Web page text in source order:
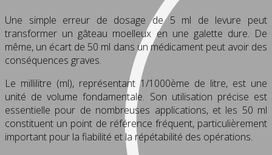
Une simple erreur de dosage de 5 ml de levure peut
transformer un gâteau moelleux en une galette dure. De
même, un écart de 50 ml dans un médicament peut avoir des
conséquences graves.
Le millilitre (ml), représentant 1/1000ème de litre, est une
unité de volume fondamentale. Son utilisation précise est
essentielle pour de nombreuses applications, et les 50 ml
constituent un point de référence fréquent, particulièrement
important pour la fiabilité et la répétabilité des opérations.